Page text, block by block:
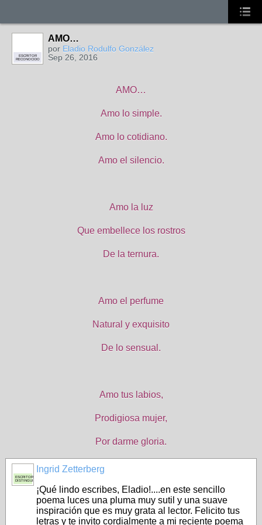
ESCRITOR
RECONOCIDO
AMO…
por Eladio Rodulfo González
Sep 26, 2016
AMO…
Amo lo simple.
Amo lo cotidiano.
Amo el silencio.
Amo la luz
Que embellece los rostros
De la ternura.
Amo el perfume
Natural y exquisito
De lo sensual.
Amo tus labios,
Prodigiosa mujer,
Por darme gloria.
ESCRITORA
DISTINGUIDA
Ingrid Zetterberg
¡Qué lindo escribes, Eladio!....en este sencillo
poema luces una pluma muy sutil y una suave
inspiración que es muy grata al lector. Felicito tus
letras y te invito cordialmente a mi reciente poema